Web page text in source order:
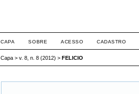
CAPA SOBRE ACESSO CADASTRO
Capa >v. 8, n. 8 (2012) >FELICIO